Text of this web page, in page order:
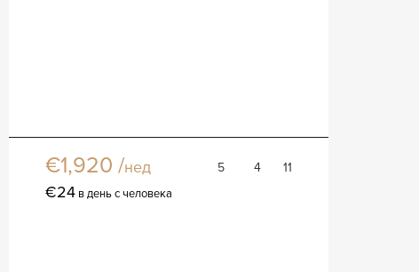
€1,920 /нед 5 4 11
€24 в день с человека